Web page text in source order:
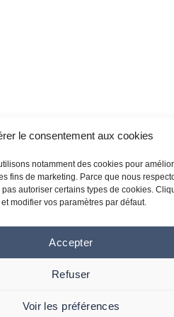
le consentement aux cookies
notamment des cookies pour
fins de marketing. Parce que nous
autoriser certains types de cookies.
modifier vos paramètres par défaut.
Accepter
Refuser
Voir les préférences